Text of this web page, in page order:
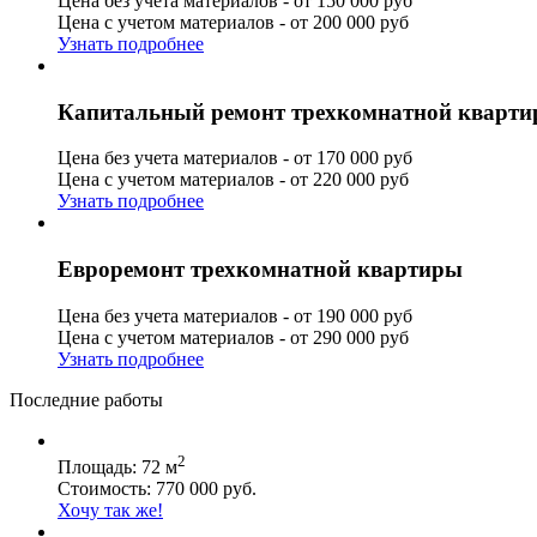
Цена с учетом материалов - от 200 000 руб
Узнать подробнее
Капитальный ремонт трехкомнатной
Цена без учета материалов - от 170 000 руб
Цена с учетом материалов - от 220 000 руб
Узнать подробнее
Евроремонт трехкомнатной квартиры
Цена без учета материалов - от 190 000 руб
Цена с учетом материалов - от 290 000 руб
Узнать подробнее
Последние работы
Площадь: 72 м2
Стоимость: 770 000 руб.
Хочу так же!